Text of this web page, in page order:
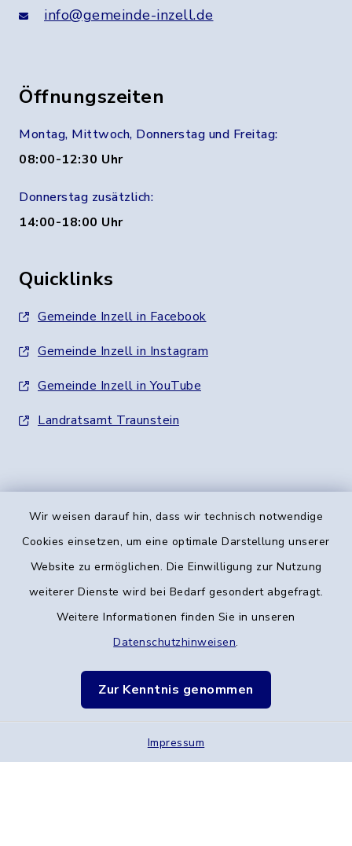
Wir weisen darauf hin, dass wir technisch notwendige
Cookies einsetzen, um eine optimale Darstellung unserer
Website zu ermöglichen. Die Einwilligung zur Nutzung
weiterer Dienste wird bei Bedarf gesondert abgefragt.
Weitere Informationen finden Sie in unseren
Datenschutzhinweisen.
Zur Kenntnis genommen
Impressum
info@gemeinde-inzell.de
Öffnungszeiten
Montag, Mittwoch, Donnerstag und Freitag:
08:00-12:30 Uhr
Donnerstag zusätzlich:
14:00-18:00 Uhr
Quicklinks
Gemeinde Inzell in Facebook
Gemeinde Inzell in Instagram
Gemeinde Inzell in YouTube
Landratsamt Traunstein
Kontakt
Barrierefreiheit
Datenschutz
Impressum
Sitemap